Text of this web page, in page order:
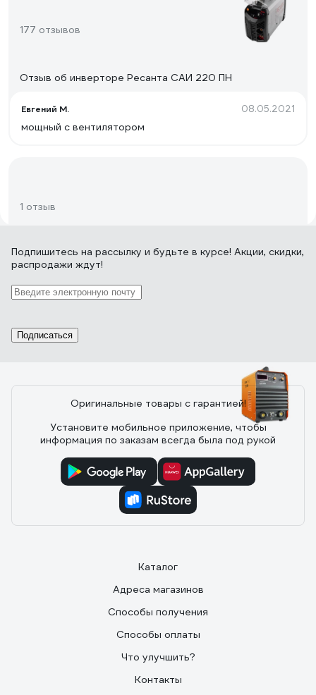
177 отзывов
Отзыв об инверторе Ресанта САИ 220 ПН
Евгений М. 08.05.2021
мощный с вентилятором
1 отзыв
Отзыв о сварочном аппарате Telwin
Nordika
Владислав
отдыхает и трактористы курят в углу!!!!
10 отзывов
Отзыв о сварочном выпрямителе Foxweld
советских ВД-306. Сырости не боялись только ТДМ-
Подпишитесь на рассылку и будьте в курсе! Акции, скидки,
распродажи ждут!
Подписаться
Оригинальные товары с гарантией!
Установите мобильное приложение, чтобы
информация по заказам всегда была под рукой
Каталог
Адреса магазинов
Способы получения
Способы оплаты
Что улучшить?
Контакты